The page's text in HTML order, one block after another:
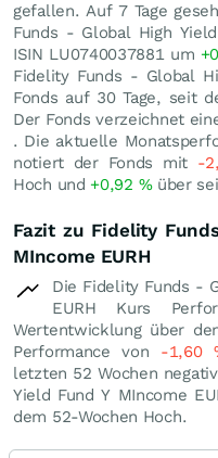
gefallen. Auf 7 Tage
Funds - Global High
ISIN LU0740037881 um
Fidelity Funds - Global
Fonds auf 30 Tage, seit
Der Fonds verzeichnet
. Die aktuelle
notiert der Fonds mit -
Hoch und +0,92 %über
Fazit zu Fidelity
MIncome EURH
Die Fidelity Funds -
EURH Kurs
Wertentwicklung über
Performance von -1,60
letzten 52 Wochen
Yield Fund Y MIncome
dem 52-Wochen Hoch.